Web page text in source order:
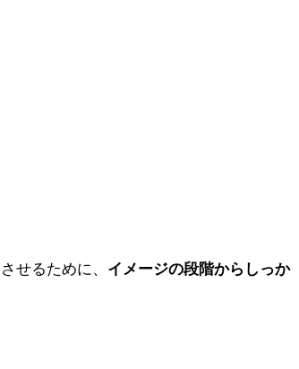
せるために、 イメージの段階からしっか